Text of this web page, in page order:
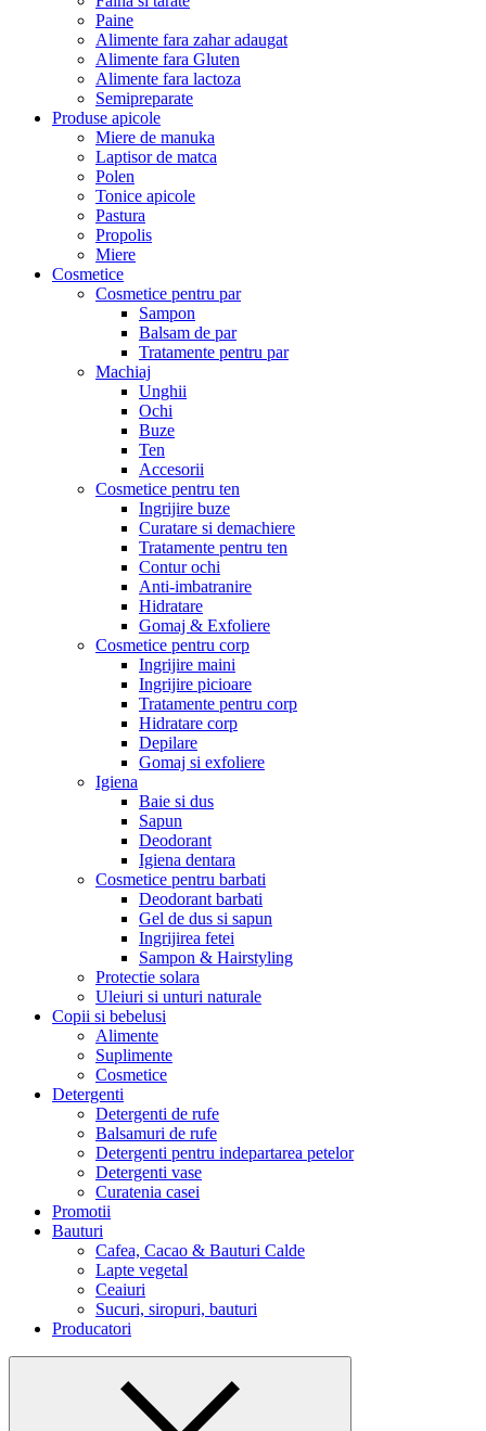
Paine
Alimente fara zahar adaugat
Alimente fara Gluten
Alimente fara lactoza
Semipreparate
Produse apicole
Miere de manuka
Laptisor de matca
Polen
Tonice apicole
Pastura
Propolis
Miere
Cosmetice
Cosmetice pentru par
Sampon
Balsam de par
Tratamente pentru par
Machiaj
Unghii
Ochi
Buze
Ten
Accesorii
Cosmetice pentru ten
Ingrijire buze
Curatare si demachiere
Tratamente pentru ten
Contur ochi
Anti-imbatranire
Hidratare
Gomaj & Exfoliere
Cosmetice pentru corp
Ingrijire maini
Ingrijire picioare
Tratamente pentru corp
Hidratare corp
Depilare
Gomaj si exfoliere
Igiena
Baie si dus
Sapun
Deodorant
Igiena dentara
Cosmetice pentru barbati
Deodorant barbati
Gel de dus si sapun
Ingrijirea fetei
Sampon & Hairstyling
Protectie solara
Uleiuri si unturi naturale
Copii si bebelusi
Alimente
Suplimente
Cosmetice
Detergenti
Detergenti de rufe
Balsamuri de rufe
Detergenti pentru indepartarea petelor
Detergenti vase
Curatenia casei
Promotii
Bauturi
Cafea, Cacao & Bauturi Calde
Lapte vegetal
Ceaiuri
Sucuri, siropuri, bauturi
Producatori